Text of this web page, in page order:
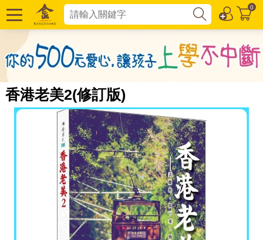
0
香港老美2(修訂版)